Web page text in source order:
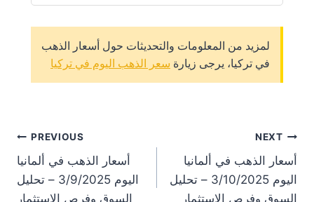
لمزيد من المعلومات والتحديثات حول أسعار الذهب
في تركيا، يرجى زيارة سعر الذهب اليوم في تركيا
PREVIOUS
أسعار الذهب في ألمانيا
اليوم 3/9/2025 – تحليل
السوق وفرص الاستثمار
NEXT
أسعار الذهب في ألمانيا
اليوم 3/10/2025 – تحليل
السوق وفرص الاستثمار